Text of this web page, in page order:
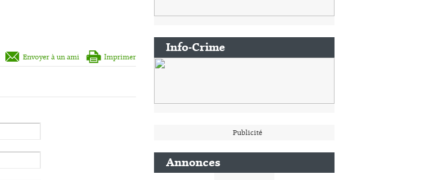
Envoyer à un ami Imprimer
Info-Crime
Publicité
Annonces